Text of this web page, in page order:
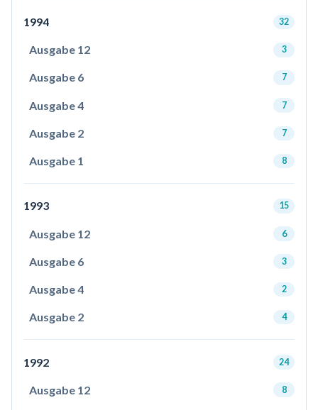
1994 32
Ausgabe 12 3
Ausgabe 6 7
Ausgabe 4 7
Ausgabe 2 7
Ausgabe 1 8
1993 15
Ausgabe 12 6
Ausgabe 6 3
Ausgabe 4 2
Ausgabe 2 4
1992 24
Ausgabe 12 8